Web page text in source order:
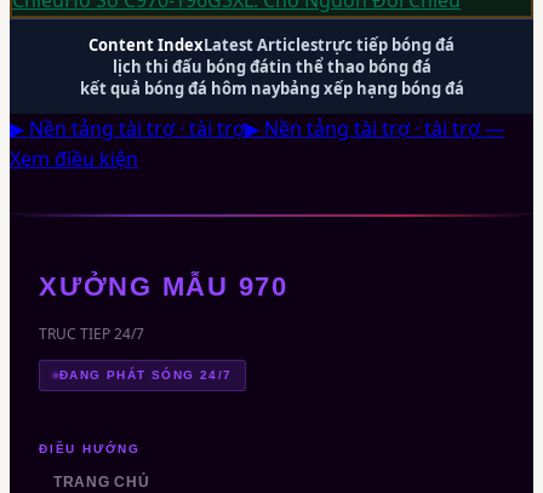
Content IndexLatest Articlestrực tiếp bóng đá
lịch thi đấu bóng đátin thể thao bóng đá
kết quả bóng đá hôm naybảng xếp hạng bóng đá
▶ Nền tảng tài trợ · tài trợ▶ Nền tảng tài trợ · tài trợ —
Xem điều kiện
XƯỞNG MẪU 970
TRUC TIEP 24/7
ĐANG PHÁT SÓNG 24/7
ĐIỀU HƯỚNG
TRANG CHỦ